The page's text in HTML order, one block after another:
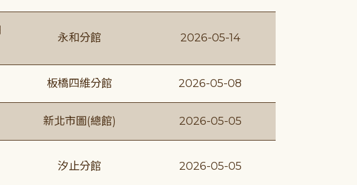
永和分館 2026-05-14
板橋四維分館 2026-05-08
新北市圖(總館) 2026-05-05
汐止分館 2026-05-05